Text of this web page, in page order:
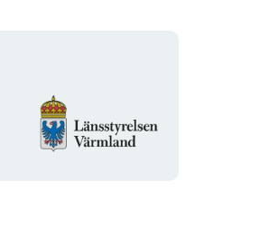
Organisationens
logotyp